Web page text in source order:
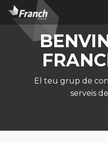
El teu grup de
serveis